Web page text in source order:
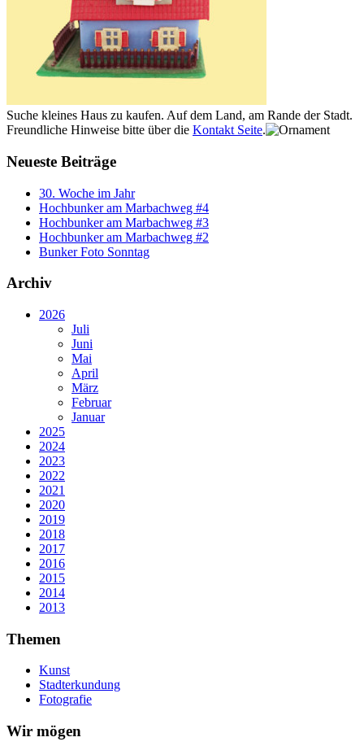
Suche kleines Haus zu kaufen. Auf dem Land, am Rande der Stadt.
Freundliche Hinweise bitte über die Kontakt Seite.
Neueste Beiträge
30. Woche im Jahr
Hochbunker am Marbachweg #4
Hochbunker am Marbachweg #3
Hochbunker am Marbachweg #2
Bunker Foto Sonntag
Archiv
2026
Juli
Juni
Mai
April
März
Februar
Januar
2025
2024
2023
2022
2021
2020
2019
2018
2017
2016
2015
2014
2013
Themen
Kunst
Stadterkundung
Fotografie
Wir mögen